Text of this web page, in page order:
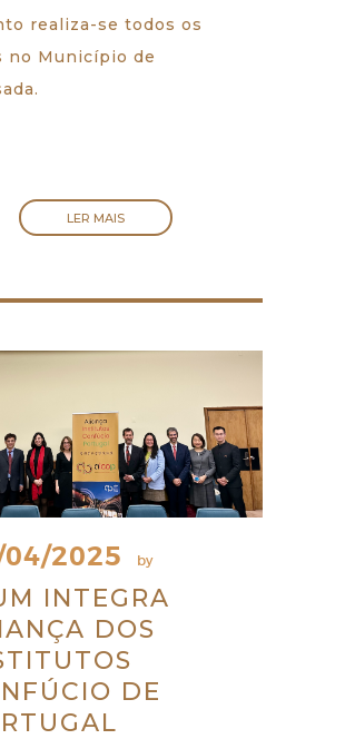
realiza-se todos os
no Município de
LER MAIS
2025 by
INTEGRA
DOS
DE